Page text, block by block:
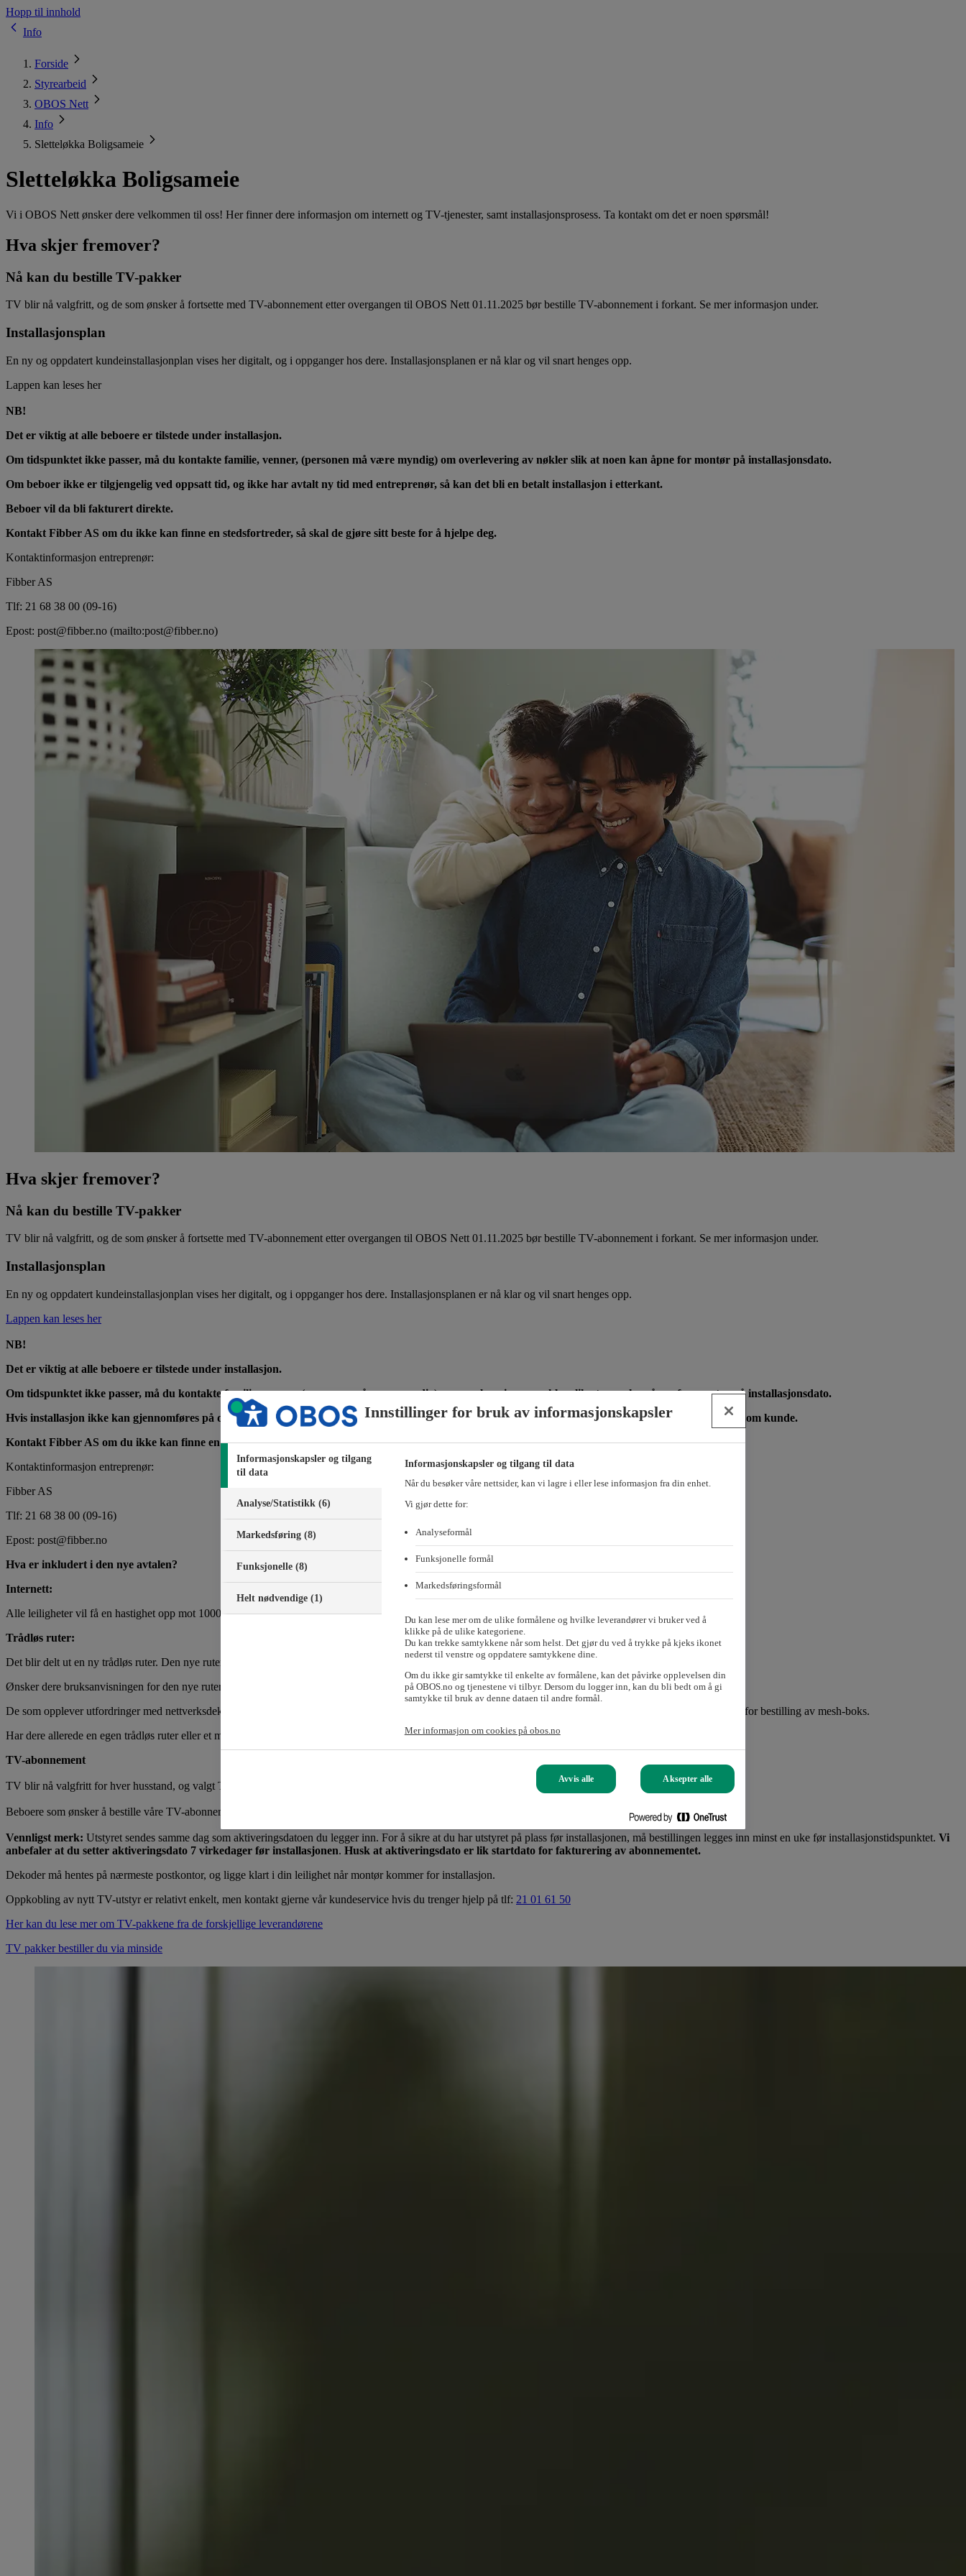
Hopp til innhold
Info
Forside
Styrearbeid
OBOS Nett
Info
Sletteløkka Boligsameie
Sletteløkka Boligsameie
Vi i OBOS Nett ønsker dere velkommen til oss! Her finner dere informasjon om internett og TV-tjenester, samt installasjonsprosess. Ta kontakt om det er noen spørsmål!
Hva skjer fremover?
Nå kan du bestille TV-pakker
TV blir nå valgfritt, og de som ønsker å fortsette med TV-abonnement etter overgangen til OBOS Nett 01.11.2025 bør bestille TV-abonnement i forkant. Se mer informasjon under.
Installasjonsplan
En ny og oppdatert kundeinstallasjonplan vises her digitalt, og i oppganger hos dere. Installasjonsplanen er nå klar og vil snart henges opp.
Lappen kan leses her
NB!
Det er viktig at alle beboere er tilstede under installasjon.
Om tidspunktet ikke passer, må du kontakte familie, venner, (personen må være myndig) om overlevering av nøkler slik at noen kan åpne for montør på installasjonsdato.
Om beboer ikke er tilgjengelig ved oppsatt tid, og ikke har avtalt ny tid med entreprenør, så kan det bli en betalt installasjon i etterkant.
Beboer vil da bli fakturert direkte.
Kontakt Fibber AS om du ikke kan finne en stedsfortreder, så skal de gjøre sitt beste for å hjelpe deg.
Kontaktinformasjon entreprenør:
Fibber AS
Tlf: 21 68 38 00 (09-16)
Epost: post@fibber.no (mailto:post@fibber.no)
Hva skjer fremover?
Nå kan du bestille TV-pakker
TV blir nå valgfritt, og de som ønsker å fortsette med TV-abonnement etter overgangen til OBOS Nett 01.11.2025 bør bestille TV-abonnement i forkant. Se mer informasjon under.
Installasjonsplan
En ny og oppdatert kundeinstallasjonplan vises her digitalt, og i oppganger hos dere. Installasjonsplanen er nå klar og vil snart henges opp.
Lappen kan leses her
NB!
Det er viktig at alle beboere er tilstede under installasjon.
Om tidspunktet ikke passer, må du kontakte familie, venner, (personen må være myndig) om overlevering av nøkler slik at noen kan åpne for montør på installasjonsdato.
Hvis installasjon ikke kan gjennomføres på det opprinnelige tidspunktet eller under restdagene, vil etterfølgende installasjon bli fakturert direkte til deg som kunde.
Kontakt Fibber AS om du ikke kan finne en stedsfortreder, så skal de gjøre sitt beste for å hjelpe deg.
Kontaktinformasjon entreprenør:
Fibber AS
Tlf: 21 68 38 00 (09-16)
Epost: post@fibber.no
Hva er inkludert i den nye avtalen?
Internett:
Alle leiligheter vil få en hastighet opp mot 1000/1000 Mbit/s kablet fra fibermodemet.
Trådløs ruter:
Det blir delt ut en ny trådløs ruter. Den nye ruteren kobles opp av installatøren.
Ønsker dere bruksanvisningen for den nye ruteren, kan den leses her
Mer informasjon om nedlasting og bruk finner dere(her).
De som opplever utfordringer med nettverksdekning kan bestille en mesh-boks til 69,- i måneden. Etableringspris er 149,-. Du må ta kontakt med oss på 21016150 for bestilling av mesh-boks.
Har dere allerede en egen trådløs ruter eller et mesh-system, kan dere selvfølgelig bruke dette i stedet.
TV-abonnement
TV blir nå valgfritt for hver husstand, og valgt TV-pakke og dekoder dekkes av den enkelte beboer direkte.
Beboere som ønsker å bestille våre TV-abonnementer til rabattert pris og ønsker hjelp med oppkobling av TV-dekoder, må bestille utstyret før montørene kommer
Vennligst merk: Utstyret sendes samme dag som aktiveringsdatoen du legger inn. For å sikre at du har utstyret på plass før installasjonen, må bestillingen legges inn minst en uke før installasjonstidspunktet. Vi
anbefaler at du setter aktiveringsdato 7 virkedager før installasjonen. Husk at aktiveringsdato er lik startdato for fakturering av abonnementet.
Dekoder må hentes på nærmeste postkontor, og ligge klart i din leilighet når montør kommer for installasjon.
Oppkobling av nytt TV-utstyr er relativt enkelt, men kontakt gjerne vår kundeservice hvis du trenger hjelp på tlf: 21 01 61 50
Her kan du lese mer om TV-pakkene fra de forskjellige leverandørene
TV pakker bestiller du via minside
Innstillinger for bruk av informasjonskapsler
Informasjonskapsler og tilgang
til data
Analyse/Statistikk (6)
Markedsføring (8)
Funksjonelle (8)
Helt nødvendige (1)
Informasjonskapsler og tilgang til data
Når du besøker våre nettsider, kan vi lagre i eller lese informasjon fra din enhet.
Vi gjør dette for:
Analyseformål
Funksjonelle formål
Markedsføringsformål
Du kan lese mer om de ulike formålene og hvilke leverandører vi bruker ved å
klikke på de ulike kategoriene.
Du kan trekke samtykkene når som helst. Det gjør du ved å trykke på kjeks ikonet
nederst til venstre og oppdatere samtykkene dine.
Om du ikke gir samtykke til enkelte av formålene, kan det påvirke opplevelsen din
på OBOS.no og tjenestene vi tilbyr. Dersom du logger inn, kan du bli bedt om å gi
samtykke til bruk av denne dataen til andre formål.
Mer informasjon om cookies på obos.no
Avvis alle Aksepter alle